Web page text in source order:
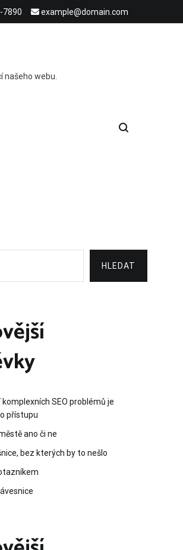
7890 example@domain.com
našeho webu.
HLEDAT
komplexních SEO problémů je
přístupu
ano či ne
bez kterých by to nešlo